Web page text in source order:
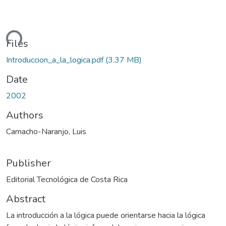
Files
Introduccion_a_la_logica.pdf(3.37 MB)
Date
2002
Authors
Camacho-Naranjo, Luis
Publisher
Editorial Tecnológica de Costa Rica
Abstract
La introducción a la lógica puede orientarse hacia la lógica